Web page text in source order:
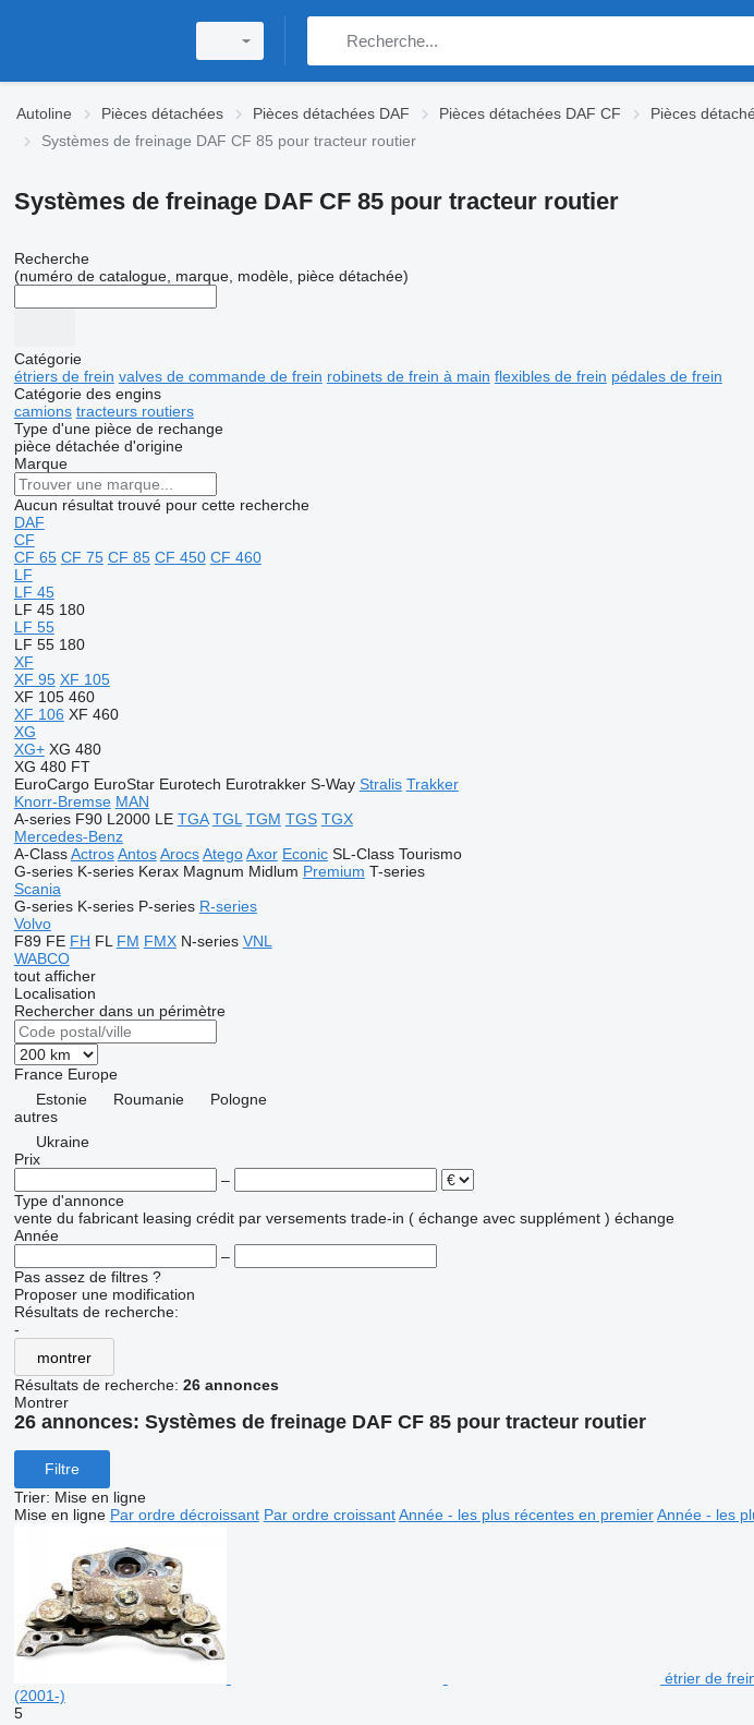
Autoline Pièces détachées Pièces détachées DAF Pièces détachées DAF CF Pièces
Systèmes de freinage DAF CF 85 pour tracteur routier
Systèmes de freinage DAF CF 85 pour tracteur routier
Recherche
(numéro de catalogue, marque, modèle, pièce détachée)
Catégorie
étriers de frein valves de commande de frein robinets de frein à main flexibles de frein pédales de frein
Catégorie des engins
camions tracteurs routiers
Type d'une pièce de rechange
pièce détachée d'origine
Marque
Aucun résultat trouvé pour cette recherche
DAF
CF
CF 65 CF 75 CF 85 CF 450 CF 460
LF
LF 45
LF 45 180
LF 55
LF 55 180
XF
XF 95 XF 105
XF 105 460
XF 106 XF 460
XG
XG+ XG 480
XG 480 FT
EuroCargo EuroStar Eurotech Eurotrakker S-Way Stralis Trakker
Knorr-Bremse MAN
A-series F90 L2000 LE TGA TGL TGM TGS TGX
Mercedes-Benz
A-Class Actros Antos Arocs Atego Axor Econic SL-Class Tourismo
G-series K-series Kerax Magnum Midlum Premium T-series
Scania
G-series K-series P-series R-series
Volvo
F89 FE FH FL FM FMX N-series VNL
WABCO
tout afficher
Localisation
Rechercher dans un périmètre
France Europe
Estonie
Roumanie
Pologne
autres
Ukraine
Prix
–
Type d'annonce
vente du fabricant leasing crédit par versements trade-in ( échange avec supplément ) échange
Année
–
Pas assez de filtres ?
Proposer une modification
Résultats de recherche:
-
montrer
Résultats de recherche: 26 annonces
Montrer
26 annonces: Systèmes de freinage DAF CF 85 pour tracteur routier
Filtre
Trier: Mise en ligne
Mise en ligne Par ordre décroissant Par ordre croissant Année - les plus récentes en premier Année - les
étrier de
(2001-)
5